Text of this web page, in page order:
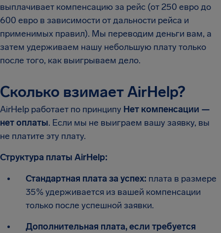
выплачивает компенсацию за рейс (от 250 евро до
600 евро в зависимости от дальности рейса и
применимых правил). Мы переводим деньги вам, а
затем удерживаем нашу небольшую плату только
после того, как выигрываем дело.
Сколько взимает AirHelp?
AirHelp работает по принципу Нет компенсации —
нет оплаты. Если мы не выиграем вашу заявку, вы
не платите эту плату.
Структура платы AirHelp:
Стандартная плата за успех: плата в размере
35% удерживается из вашей компенсации
только после успешной заявки.
Дополнительная плата, если требуется